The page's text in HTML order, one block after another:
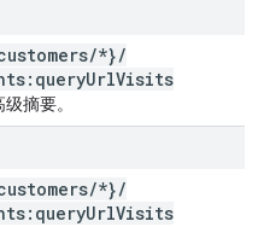
/*}/
UrlVisits
摘要。
/*}/
UrlVisits